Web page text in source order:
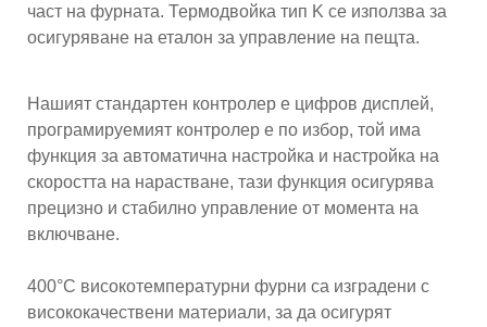
част на фурната. Термодвойка тип K се използва за
осигуряване на еталон за управление на пещта.
Нашият стандартен контролер е цифров дисплей,
програмируемият контролер е по избор, той има
функция за автоматична настройка и настройка на
скоростта на нарастване, тази функция осигурява
прецизно и стабилно управление от момента на
включване.
400°C високотемпературни фурни са изградени с
висококачествени материали, за да осигурят